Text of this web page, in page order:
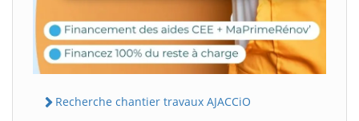
Recherche chantier travaux AJACCiO